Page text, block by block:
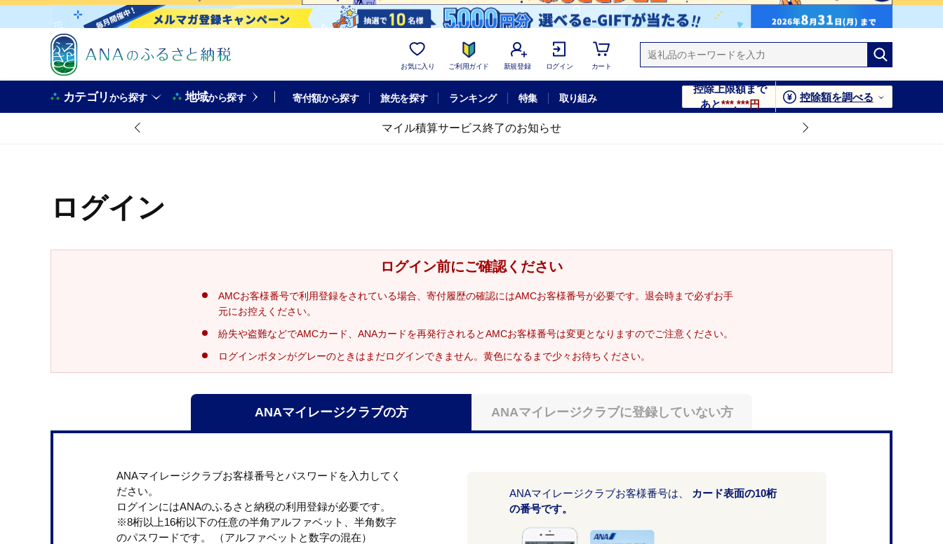
お気に入り ご利用ガイド 新規登録 ログイン カート
カテゴリから探す 地域から探す 寄付額から探す 旅先を探す ランキング 特集 取り組み
控除上限額まで
あと***,***円
控除額を調べる
マイル積算サービス終了のお知らせ
ログイン
ログイン前にご確認ください
AMCお客様番号で利用登録をされている場合、寄付履歴の確認にはAMCお客様番号が必要です。退会時まで必ずお手
元にお控えください。
紛失や盗難などでAMCカード、ANAカードを再発行されるとAMCお客様番号は変更となりますのでご注意ください。
ログインボタンがグレーのときはまだログインできません。黄色になるまで少々お待ちください。
ANAマイレージクラブの方 ANAマイレージクラブに登録していない方
ANAマイレージクラブお客様番号とパスワードを入力してく
ださい。
ログインにはANAのふるさと納税の利用登録が必要です。
※8桁以上16桁以下の任意の半角アルファベット、半角数字
のパスワードです。 （アルファベットと数字の混在）
ANAマイレージクラブお客様番号は、
カード表面の10桁
の番号です。